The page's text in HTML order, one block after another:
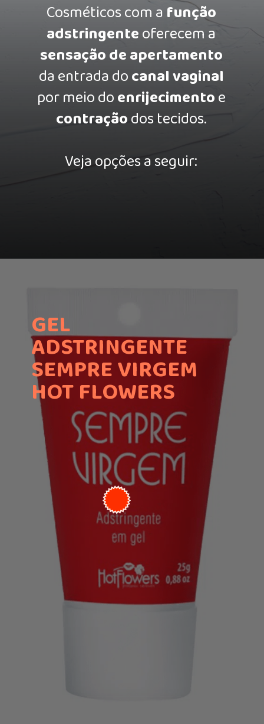
Cosméticos com afunção
adstringenteoferecem a
sensação de apertamento
da entrada docanal vaginal
por meio doenrijecimentoe
contraçãodos tecidos.
Veja opções a seguir:
GEL
ADSTRINGENTE
SEMPRE VIRGEM
HOT FLOWERS